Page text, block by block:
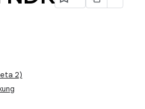
2)